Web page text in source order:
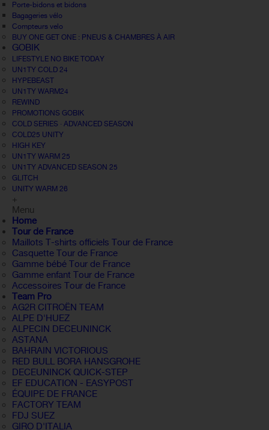
Porte-bidons et bidons
Bagageries vélo
Compteurs velo
BUY ONE GET ONE : PNEUS & CHAMBRES À AIR
GOBIK
LIFESTYLE NO BIKE TODAY
UN1TY COLD 24
HYPEBEAST
UN1TY WARM24
REWIND
PROMOTIONS GOBIK
COLD SERIES · ADVANCED SEASON
COLD25 UNITY
HIGH KEY
UN1TY WARM 25
UN1TY ADVANCED SEASON 25
GLITCH
UNITY WARM 26
+
Menu
Home
Tour de France
Maillots T-shirts officiels Tour de France
Casquette Tour de France
Gamme bébé Tour de France
Gamme enfant Tour de France
Accessoires Tour de France
Team Pro
AG2R CITROËN TEAM
ALPE D'HUEZ
ALPECIN DECEUNINCK
ASTANA
BAHRAIN VICTORIOUS
RED BULL BORA HANSGROHE
DECEUNINCK QUICK-STEP
EF EDUCATION - EASYPOST
ÉQUIPE DE FRANCE
FACTORY TEAM
FDJ SUEZ
GIRO D'ITALIA